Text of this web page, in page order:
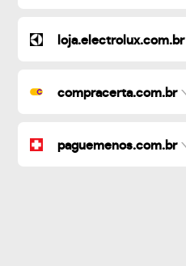
loja.electrolux.com.br
compracerta.com.br
paguemenos.com.br